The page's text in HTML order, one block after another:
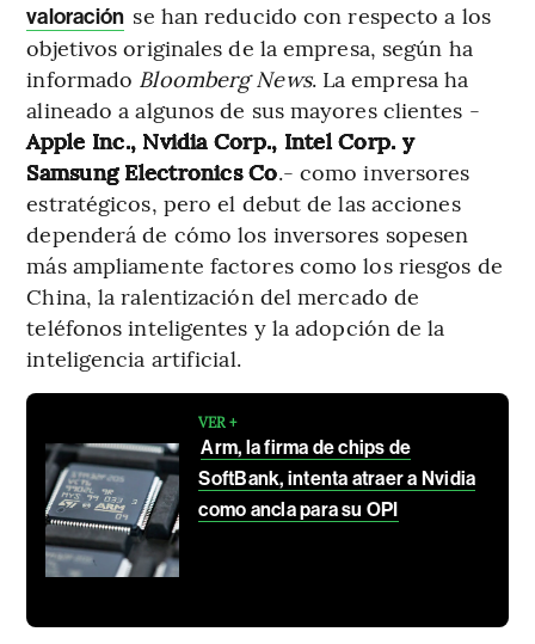
valoración se han reducido con respecto a los
objetivos originales de la empresa, según ha
informado Bloomberg News. La empresa ha
alineado a algunos de sus mayores clientes -
Apple Inc., Nvidia Corp., Intel Corp. y
Samsung Electronics Co.- como inversores
estratégicos, pero el debut de las acciones
dependerá de cómo los inversores sopesen
más ampliamente factores como los riesgos de
China, la ralentización del mercado de
teléfonos inteligentes y la adopción de la
inteligencia artificial.
VER +
Arm, la firma de chips de
SoftBank, intenta atraer a Nvidia
como ancla para su OPI